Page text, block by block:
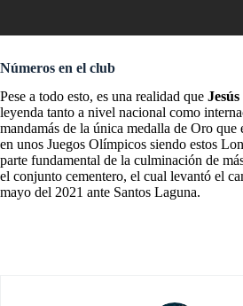
Números en el club
Pese a todo esto, es una realidad que
leyenda tanto a nivel nacional como
mandamás de la única medalla de Oro
en unos Juegos Olímpicos siendo estos
parte fundamental de la culminación de
el conjunto cementero, el cual levantó el
mayo del 2021 ante Santos Laguna.